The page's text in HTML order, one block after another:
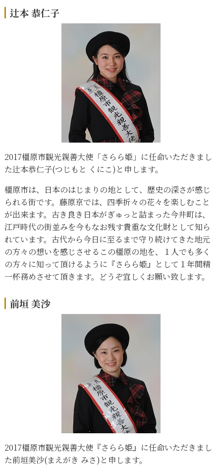
3.
前垣 美沙
吉岡 新菜
辻本 恭仁子
2017橿原市観光親善大使「さらら姫」に任命いただきまし
た辻本恭仁子(つじもと くにこ)と申します。
橿原市は、日本のはじまりの地として、歴史の深さが感じ
られる街です。藤原京では、四季折々の花々を楽しむこと
が出来ます。古き良き日本がぎゅっと詰まった今井町は、
江戸時代の街並みを今もなお残す貴重な文化財として知ら
れています。古代から今日に至るまで守り続けてきた地元
の方々の想いを感じさせるこの橿原の地を、１人でも多く
の方々に知って頂けるように『さらら姫』として１年間精
一杯務めさせて頂きます。どうぞ宜しくお願い致します。
前垣 美沙
2017橿原市観光親善大使『さらら姫』に任命いただきまし
た前垣美沙(まえがき みさ)と申します。